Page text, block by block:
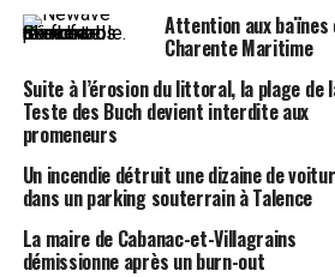
Attention aux baïnes
Charente Maritime
Suite à l’érosion du littoral, la plage de
Teste des Buch devient interdite aux
promeneurs
Un incendie détruit une dizaine de
dans un parking souterrain à Talence
La maire de Cabanac-et-Villagrains
démissionne après un burn-out